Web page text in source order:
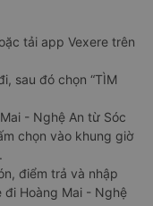
tải app Vexere trên
sau đó chọn “TÌM
- Nghệ An từ Sóc
chọn vào khung giờ
điểm trả và nhập
Hoàng Mai - Nghệ